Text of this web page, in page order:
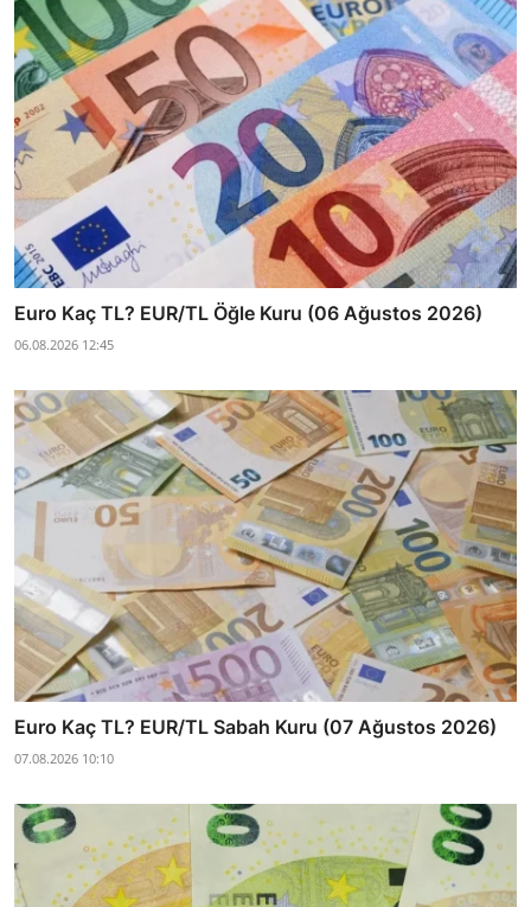
Euro Kaç TL? EUR/TL Öğle Kuru (06 Ağustos 2026)
06.08.2026 12:45
Euro Kaç TL? EUR/TL Sabah Kuru (07 Ağustos 2026)
07.08.2026 10:10